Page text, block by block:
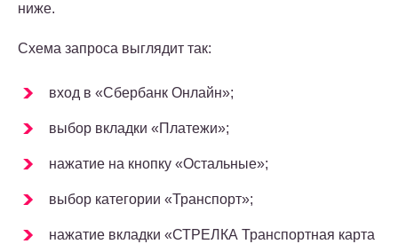
ниже.
Схема запроса выглядит так:
вход в «Сбербанк Онлайн»;
выбор вкладки «Платежи»;
нажатие на кнопку «Остальные»;
выбор категории «Транспорт»;
нажатие вкладки «СТРЕЛКА Транспортная карта